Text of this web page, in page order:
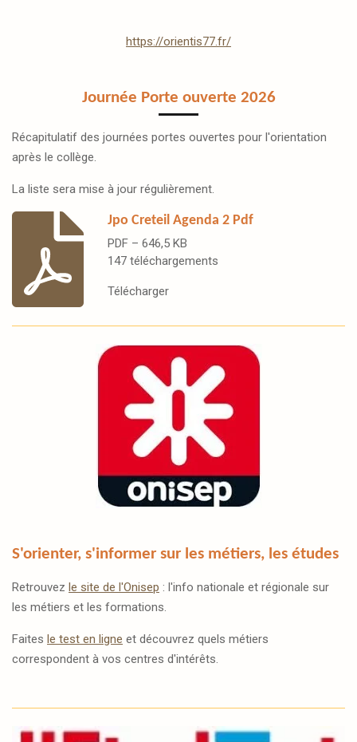
https://orientis77.fr/
Journée Porte ouverte 2026
Récapitulatif des journées portes ouvertes pour l'orientation
après le collège.
La liste sera mise à jour régulièrement.
Jpo Creteil Agenda 2 Pdf
PDF – 646,5 KB
147 téléchargements
Télécharger
S'orienter, s'informer sur les métiers, les études
Retrouvez le site de l'Onisep : l'info nationale et régionale sur
les métiers et les formations.
Faites le test en ligne et découvrez quels métiers
correspondent à vos centres d'intérêts.